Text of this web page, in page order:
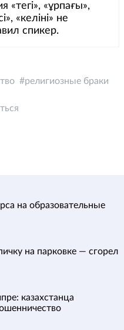
«тегі», «ұрпағы»,
«келіні» не
спикер.
религиозные браки
на образовательные
на парковке — сгорел
казахстанца